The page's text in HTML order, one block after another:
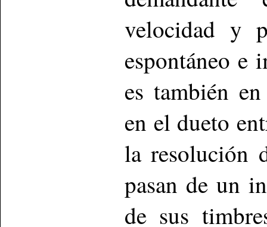
velocidad y
espontáneo
es también
en el dueto
la resolución
pasan de un
de sus